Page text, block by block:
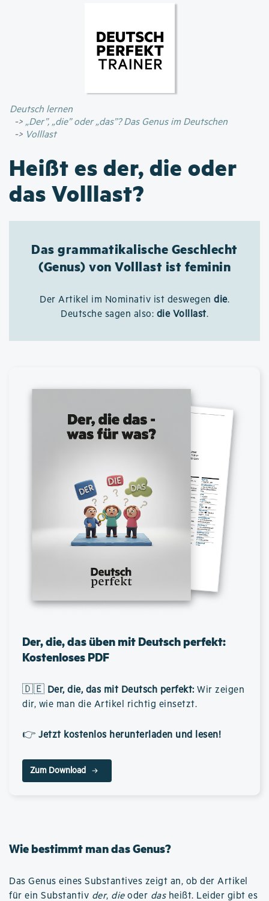
Inhalt
Deutsch lernen
„Der”, „die” oder „das”? Das Genus im Deutschen
Volllast
Heißt es der, die oder
das Volllast?
Das grammatikalische Geschlecht
(Genus) von Volllast ist feminin
Der Artikel im Nominativ ist deswegen die.
Deutsche sagen also: die Volllast.
Der, die, das üben mit Deutsch perfekt:
Kostenloses PDF
🇩🇪 Der, die, das mit Deutsch perfekt: Wir zeigen
dir, wie man die Artikel richtig einsetzt.
👉 Jetzt kostenlos herunterladen und lesen!
Zum Download
Wie bestimmt man das Genus?
Das Genus eines Substantives zeigt an, ob der Artikel
für ein Substantiv der, dieoder dasheißt. Leider gibt es